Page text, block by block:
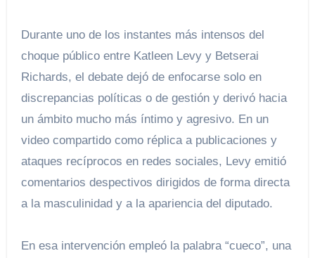
Durante uno de los instantes más intensos del
choque público entre Katleen Levy y Betserai
Richards, el debate dejó de enfocarse solo en
discrepancias políticas o de gestión y derivó hacia
un ámbito mucho más íntimo y agresivo. En un
video compartido como réplica a publicaciones y
ataques recíprocos en redes sociales, Levy emitió
comentarios despectivos dirigidos de forma directa
a la masculinidad y a la apariencia del diputado.
En esa intervención empleó la palabra “cueco”, una